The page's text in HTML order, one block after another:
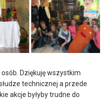
Dziękuję wszystkim
technicznej a przede
akcje byłyby trudne do